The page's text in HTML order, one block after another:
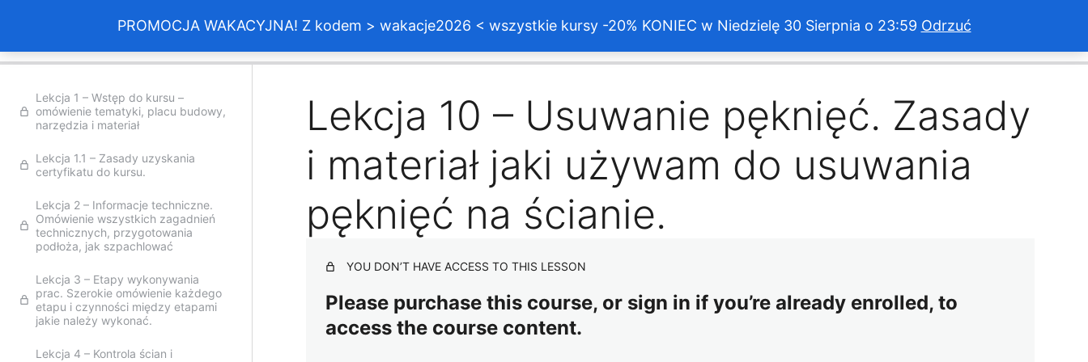
PROMOCJA WAKACYJNA! Z kodem > wakacje2026 < wszystkie kursy -20% KONIEC w Niedzielę 30 Sierpnia o 23:59 Odrzuć
Kurs online Wykonanie gładzi gipsowych Ukończono 0 z 19 lekcji (0%)
Lekcja 1 – Wstęp do kursu –
omówienie tematyki, placu budowy,
narzędzia i materiał
Lekcja 1.1 – Zasady uzyskania
certyfikatu do kursu.
Lekcja 2 – Informacje techniczne.
Omówienie wszystkich zagadnień
technicznych, przygotowania
podłoża, jak szpachlować
Lekcja 3 – Etapy wykonywania
prac. Szerokie omówienie każdego
etapu i czynności między etapami
jakie należy wykonać.
Lekcja 4 – Kontrola ścian i
Lekcja 10 – Usuwanie pęknięć. Zasady
i materiał jaki używam do usuwania
pęknięć na ścianie.
YOU DON’T HAVE ACCESS TO THIS LESSON
Please purchase this course, or sign in if you’re already enrolled, to
access the course content.